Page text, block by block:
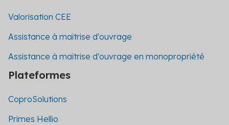
Valorisation CEE
Assistance à maîtrise d'ouvrage
Assistance à maîtrise d'ouvrage en monopropriété
Plateformes
CoproSolutions
Primes Hellio